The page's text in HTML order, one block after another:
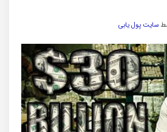
سایت پول یابی